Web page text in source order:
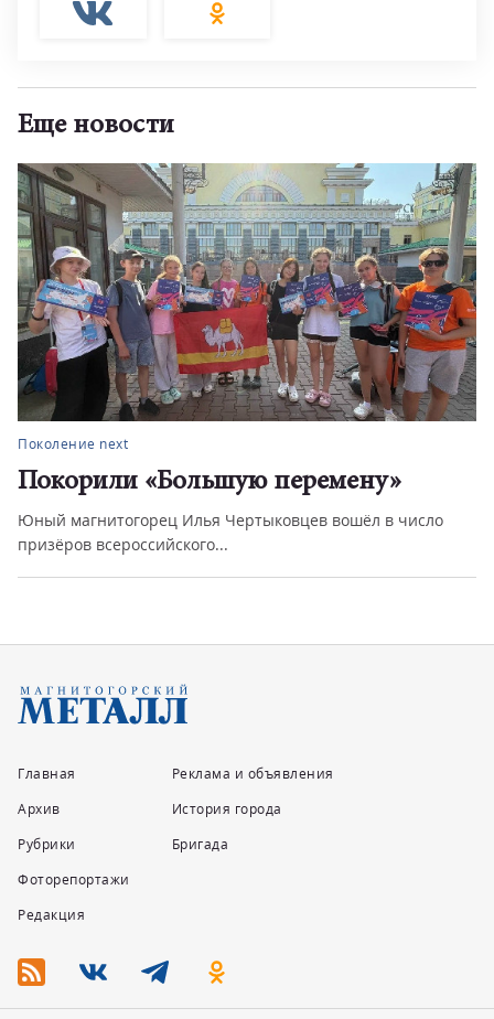
Еще новости
Поколение next
Покорили «Большую перемену»
Юный магнитогорец Илья Чертыковцев вошёл в число
призёров всероссийского...
Главная
Архив
Рубрики
Фоторепортажи
Редакция
Реклама и объявления
История города
Бригада